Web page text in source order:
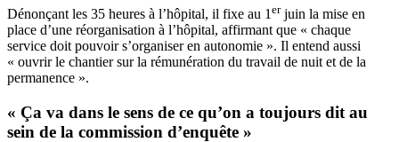
Dénonçant les 35 heures à l’hôpital, il fixe au 1 erjuin la mise en
place d’une réorganisation à l’hôpital, affirmant que « chaque
service doit pouvoir s’organiser en autonomie ». Il entend aussi
« ouvrir le chantier sur la rémunération du travail de nuit et de la
permanence ».
« Ça va dans le sens de ce qu’on a toujours dit au
sein de la commission d’enquête »